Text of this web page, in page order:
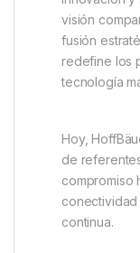
visión
fusión
redefine los
tecnología
Hoy,
de
compromiso
continua.